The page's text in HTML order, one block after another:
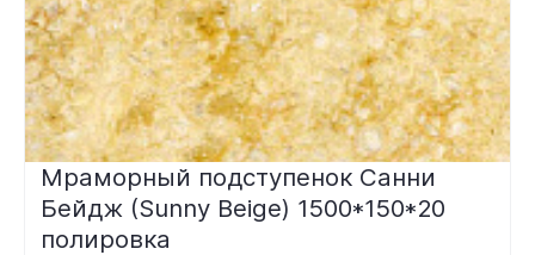
Мраморный подступенок Санни
Бейдж (Sunny Beige) 1500*150*20
полировка